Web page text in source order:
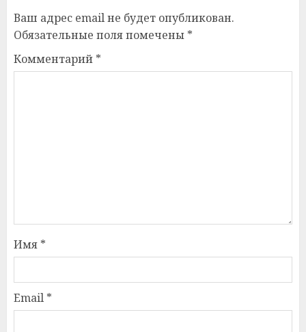
Ваш адрес email не будет опубликован.
Обязательные поля помечены *
Комментарий *
Имя *
Email *